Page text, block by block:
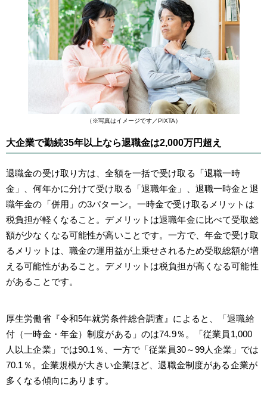
（※写真はイメージです／PIXTA）
大企業で勤続35年以上なら退職金は2,000万円超え
退職金の受け取り方は、全額を一括で受け取る「退職一時
金」、何年かに分けて受け取る「退職年金」、退職一時金と退
職年金の「併用」の3パターン。一時金で受け取るメリットは
税負担が軽くなること。デメリットは退職年金に比べて受取総
額が少なくなる可能性が高いことです。一方で、年金で受け取
るメリットは、職金の運用益が上乗せされるため受取総額が増
える可能性があること。デメリットは税負担が高くなる可能性
があることです。
厚生労働省『令和5年就労条件総合調査』によると、「退職給
付（一時金・年金）制度がある」のは74.9％。「従業員1,000
人以上企業」では90.1％、一方で「従業員30～99人企業」では
70.1％。企業規模が大きい企業ほど、退職金制度がある企業が
多くなる傾向にあります。